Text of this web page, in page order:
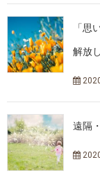
「思
解放
遠隔